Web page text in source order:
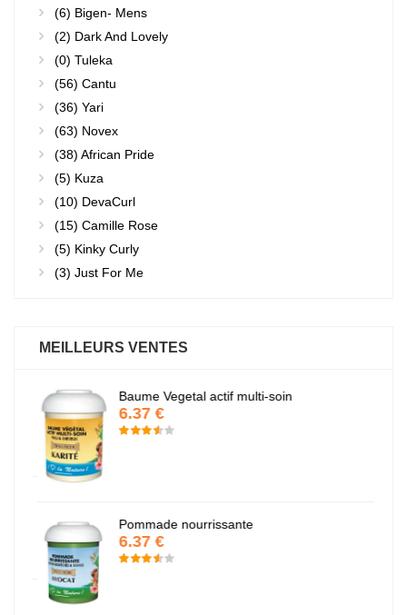
(6) Bigen- Mens
(2) Dark And Lovely
(0) Tuleka
(56) Cantu
(36) Yari
(63) Novex
(38) African Pride
(5) Kuza
(10) DevaCurl
(15) Camille Rose
(5) Kinky Curly
(3) Just For Me
MEILLEURS VENTES
Baume Vegetal actif multi-soin
6.37 €
Pommade nourrissante
6.37 €